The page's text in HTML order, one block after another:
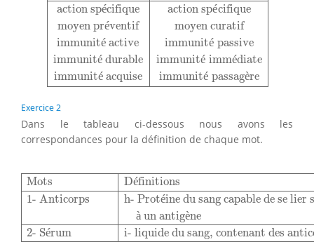
action spécifique action spécifique
moyen préventif
moyen curatif
immunité active immunité passive
immunité durable immunité immédiate
immunité acquise immunité passagère
Exercice 2
Dans le tableau ci-dessous nous avons les
correspondances pour la définition de chaque mot.
Mots Définitions
1- Anticorps
h- Protéine du sang capable de se lier
à un antigène
2- Sérum
i- liquide du sang, contenant des
MotsDéfinitions1- Anticorpsh- Protéine du sang